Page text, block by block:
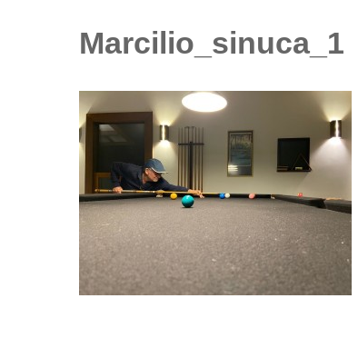
Marcilio_sinuca_1